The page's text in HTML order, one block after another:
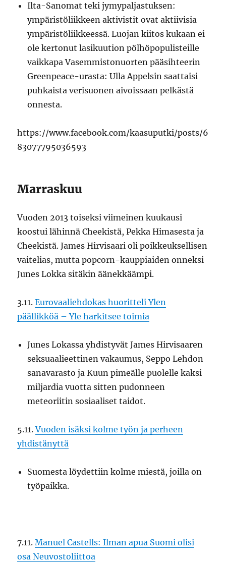
Ilta-Sanomat teki jymypaljastuksen:
ympäristöliikkeen aktivistit ovat aktiivisia
ympäristöliikkeessä. Luojan kiitos kukaan ei
ole kertonut lasikuution pölhöpopulisteille
vaikkapa Vasemmistonuorten pääsihteerin
Greenpeace-urasta: Ulla Appelsin saattaisi
puhkaista verisuonen aivoissaan pelkästä
onnesta.
https://www.facebook.com/kaasuputki/posts/6
83077795036593
Marraskuu
Vuoden 2013 toiseksi viimeinen kuukausi
koostui lähinnä Cheekistä, Pekka Himasesta ja
Cheekistä. James Hirvisaari oli poikkeuksellisen
vaitelias, mutta popcorn-kauppiaiden onneksi
Junes Lokka sitäkin äänekkäämpi.
3.11.Eurovaaliehdokas huoritteli Ylen
päällikköä – Yle harkitsee toimia
Junes Lokassa yhdistyvät James Hirvisaaren
seksuaalieettinen vakaumus, Seppo Lehdon
sanavarasto ja Kuun pimeälle puolelle kaksi
miljardia vuotta sitten pudonneen
meteoriitin sosiaaliset taidot.
5.11.Vuoden isäksi kolme työn ja perheen
yhdistänyttä
Suomesta löydettiin kolme miestä, joilla on
työpaikka.
7.11.Manuel Castells: Ilman apua Suomi olisi
osa Neuvostoliittoa